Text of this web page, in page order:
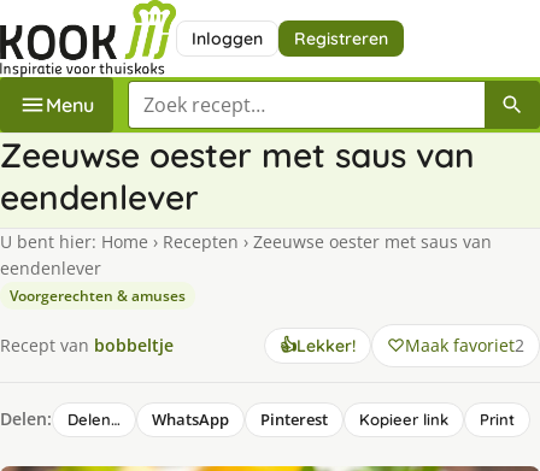
Inloggen Registreren
Menu Zoek een recept
Zeeuwse oester met saus van
eendenlever
U bent hier: Home › Recepten › Zeeuwse oester met saus van
eendenlever
Voorgerechten & amuses
Recept van bobbeltje 👍Lekker! Maak favoriet2
Delen: Delen… WhatsApp Pinterest Kopieer link Print